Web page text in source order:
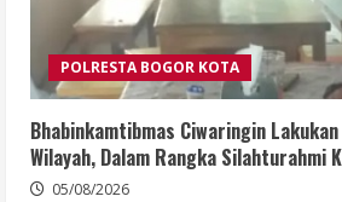
POLRESTA BOGOR KOTA
Bhabinkamtibmas Ciwaringin
Wilayah, Dalam Rangka Silahturahmi
05/08/2026